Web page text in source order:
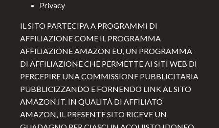
Privacy
IL SITO PARTECIPA A PROGRAMMI DI
AFFILIAZIONE COME IL PROGRAMMA
AFFILIAZIONE AMAZON EU, UN PROGRAMMA
DI AFFILIAZIONE CHE PERMETTE AI SITI WEB DI
PERCEPIRE UNA COMMISSIONE PUBBLICITARIA
PUBBLICIZZANDO E FORNENDO LINK AL SITO
AMAZON.IT. IN QUALITÀ DI AFFILIATO
AMAZON, IL PRESENTE SITO RICEVE UN